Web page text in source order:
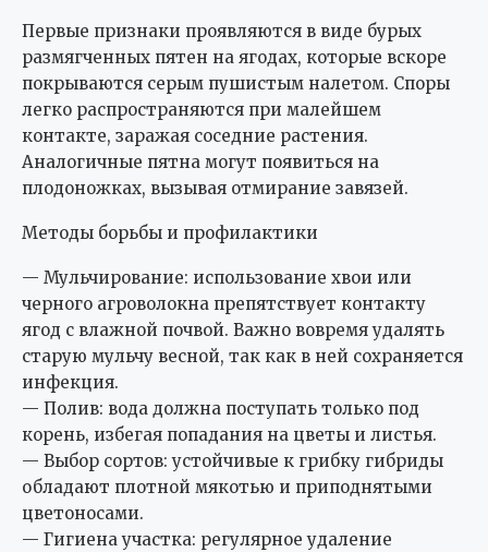
Первые признаки проявляются в виде бурых
размягченных пятен на ягодах, которые вскоре
покрываются серым пушистым налетом. Споры
легко распространяются при малейшем
контакте, заражая соседние растения.
Аналогичные пятна могут появиться на
плодоножках, вызывая отмирание завязей.
Методы борьбы и профилактики
— Мульчирование: использование хвои или
черного агроволокна препятствует контакту
ягод с влажной почвой. Важно вовремя удалять
старую мульчу весной, так как в ней сохраняется
инфекция.
— Полив: вода должна поступать только под
корень, избегая попадания на цветы и листья.
— Выбор сортов: устойчивые к грибку гибриды
обладают плотной мякотью и приподнятыми
цветоносами.
— Гигиена участка: регулярное удаление